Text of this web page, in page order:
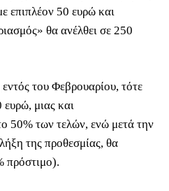
επιπλέον 50 ευρώ και
θα ανέλθει σε 250
του Φεβρουαρίου, τότε
μιας και
50% των τελών, ενώ μετά την
της προθεσμίας, θα
πρόστιμο).